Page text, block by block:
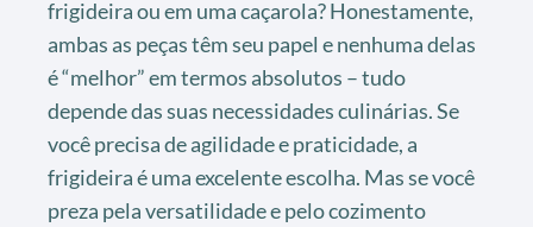
frigideira ou em uma caçarola? Honestamente,
ambas as peças têm seu papel e nenhuma delas
é “melhor” em termos absolutos – tudo
depende das suas necessidades culinárias. Se
você precisa de agilidade e praticidade, a
frigideira é uma excelente escolha. Mas se você
preza pela versatilidade e pelo cozimento